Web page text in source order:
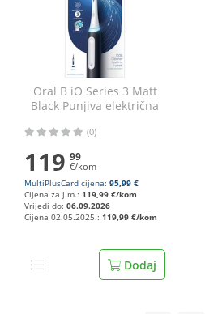
Oral B iO Series 3 Matt
Black Punjiva električna
(0)
119 99
€/kom
MultiPlusCard cijena: 95,99 €
Cijena za j.m.: 119,99 €/kom
Vrijedi do: 06.09.2026
Cijena 02.05.2025.: 119,99 €/kom
Dodaj